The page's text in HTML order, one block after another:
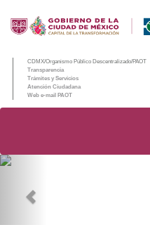
CDMX/Organismo Público Descentralizado/PAOT
Transparencia
Trámites y Servicios
Atención Ciudadana
Web e-mail PAOT